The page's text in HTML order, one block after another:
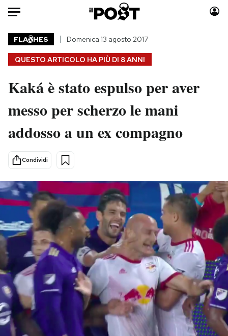
Auto
HOME
Italia
Politica
Tecnologia
Scienza
Sport
Moda
Consumismi
Storie/Idee
Ok Boomer!
Altrecose
Mondiali calcio 2026
PODCAST
NEWSLETTER
I MIEI PREFERITI
QUESTO ARTICOLO HA PIÙ DI 8 ANNI
FLA HES Domenica 13 agosto 2017
Kaká è stato espulso per aver
messo per scherzo le mani
addosso a un ex compagno
Condividi